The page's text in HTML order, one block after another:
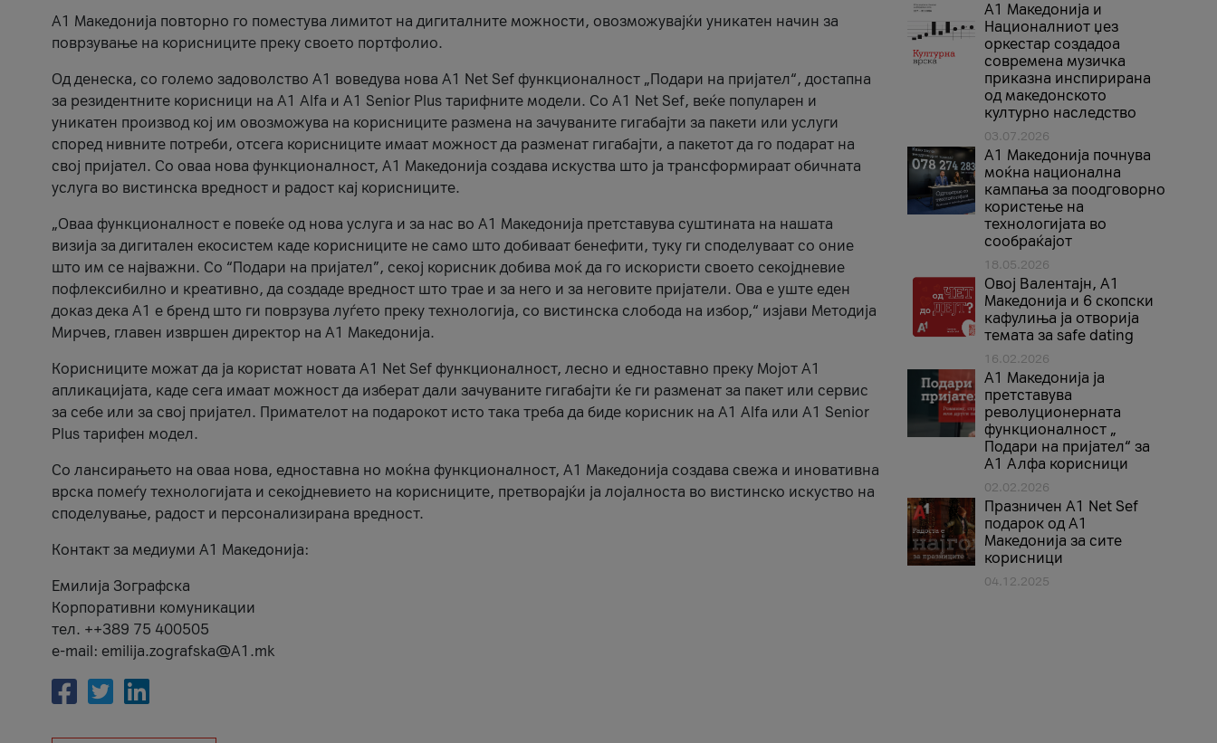
А1 Македонија повторно го поместува лимитот на дигиталните можности, овозможувајќи уникатен начин за
поврзување на корисниците преку своето портфолио.
Од денеска, со големо задоволство А1 воведува нова A1 Net Sef функционалност „Подари на пријател“, достапна
за резидентните корисници на А1 Alfa и A1 Senior Plus тарифните модели. Со A1 Net Sef, веќе популарен и
уникатен производ кој им овозможува на корисниците размена на зачуваните гигабајти за пакети или услуги
според нивните потреби, отсега корисниците имаат можност да разменат гигабајти, а пакетот да го подарат на
свој пријател. Со оваа нова функционалност, А1 Македонија создава искуства што ја трансформираат обичната
услуга во вистинска вредност и радост кај корисниците.
„Оваа функционалност е повеќе од нова услуга и за нас во А1 Македонија претставува суштината на нашата
визија за дигитален екосистем каде корисниците не само што добиваат бенефити, туку ги споделуваат со оние
што им се најважни. Со “Подари на пријател”, секој корисник добива моќ да го искористи своето секојдневие
пофлексибилно и креативно, да создаде вредност што трае и за него и за неговите пријатели. Ова е уште еден
доказ дека А1 е бренд што ги поврзува луѓето преку технологија, со вистинска слобода на избор,“ изјави Методија
Мирчев, главен извршен директор на А1 Македонија.
Корисниците можат да ја користат новата А1 Net Sef функционалност, лесно и едноставно преку Мојот А1
апликацијата, каде сега имаат можност да изберат дали зачуваните гигабајти ќе ги разменат за пакет или сервис
за себе или за свој пријател. Примателот на подарокот исто така треба да биде корисник на А1 Alfa или A1 Senior
Plus тарифен модел.
Со лансирањето на оваа нова, едноставна но моќна функционалност, А1 Македонија создава свежа и иновативна
врска помеѓу технологијата и секојдневието на корисниците, претворајќи ја лојалноста во вистинско искуство на
споделување, радост и персонализирана вредност.
Контакт за медиуми А1 Македонија:
Емилија Зографска
Корпоративни комуникации
тел. ++389 75 400505
e-mail: emilija.zografska@A1.mk
А1 Македонија и
Националниот џез
оркестар создадоа
современа музичка
приказна инспирирана
од македонското
културно наследство
03.07.2026
A1 Македонија почнува
моќна национална
кампања за поодговорно
користење на
технологијата во
сообраќајот
18.05.2026
Овој Валентајн, A1
Македонија и 6 скопски
кафулиња ја отворија
темата за safe dating
16.02.2026
А1 Македонија ја
претставува
револуционерната
функционалност „
Подари на пријател“ за
А1 Алфа корисници
02.02.2026
Празничен A1 Net Sеf
подарок од А1
Македонија за сите
корисници
04.12.2025